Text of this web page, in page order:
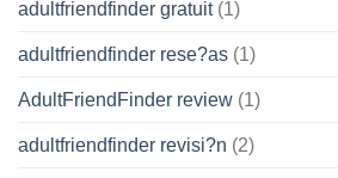
adultfriendfinder gratuit(1)
adultfriendfinder rese?as (1)
AdultFriendFinder review (1)
adultfriendfinder revisi?n (2)